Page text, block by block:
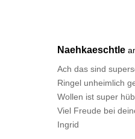
Naehkaeschtle
Ach das sind
Ringel unheimlich
Wollen ist super
Viel Freude bei
Ingrid